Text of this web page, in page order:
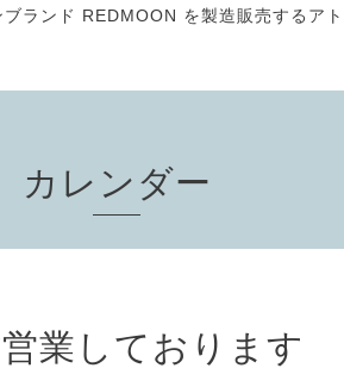
ランド REDMOON を製造販売するア
カレンダー
業しております